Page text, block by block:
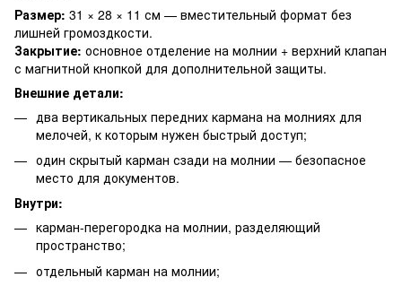
Размер: 31 × 28 × 11 см — вместительный формат без
лишней громоздкости.
Закрытие: основное отделение на молнии + верхний клапан
с магнитной кнопкой для дополнительной защиты.
Внешние детали:
два вертикальных передних кармана на молниях для
мелочей, к которым нужен быстрый доступ;
один скрытый карман сзади на молнии — безопасное
место для документов.
Внутри:
карман-перегородка на молнии, разделяющий
пространство;
отдельный карман на молнии;